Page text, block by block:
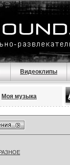
Видеоклипы
Моя музыка